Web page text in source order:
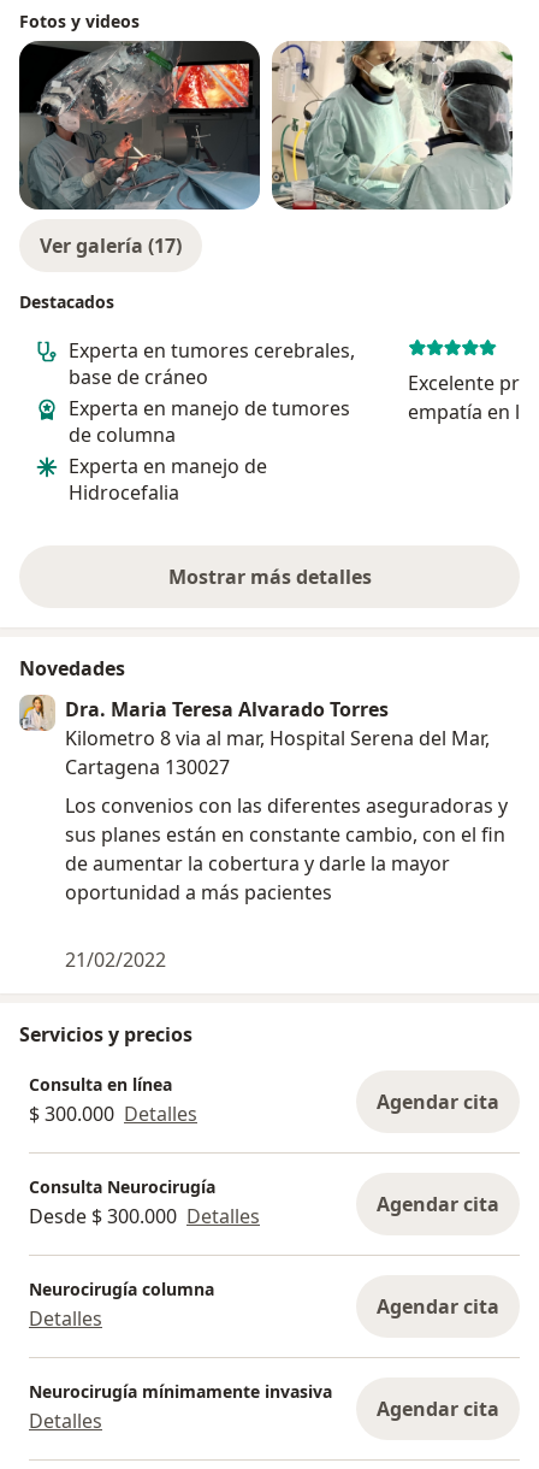
Fotos y videos
Ver galería (17)
Destacados
Experta en tumores cerebrales,
base de cráneo
Experta en manejo de tumores
de columna
Experta en manejo de
Hidrocefalia
Excelente
empatía en
Mostrar más detalles
sobre la experiencia
Novedades
Dra. Maria Teresa Alvarado Torres
Kilometro 8 via al mar, Hospital Serena del Mar,
Cartagena 130027
Los convenios con las diferentes aseguradoras y
sus planes están en constante cambio, con el fin
de aumentar la cobertura y darle la mayor
oportunidad a más pacientes
21/02/2022
Servicios y precios
Consulta en línea
$ 300.000 Detalles Agendar cita
Consulta Neurocirugía
Desde $ 300.000 Detalles Agendar cita
Neurocirugía columna
Detalles Agendar cita
Neurocirugía mínimamente invasiva
Detalles Agendar cita